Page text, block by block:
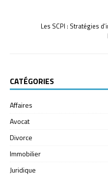
Les SCPI : Stratégies
CATÉGORIES
Affaires
Avocat
Divorce
Immobilier
Juridique